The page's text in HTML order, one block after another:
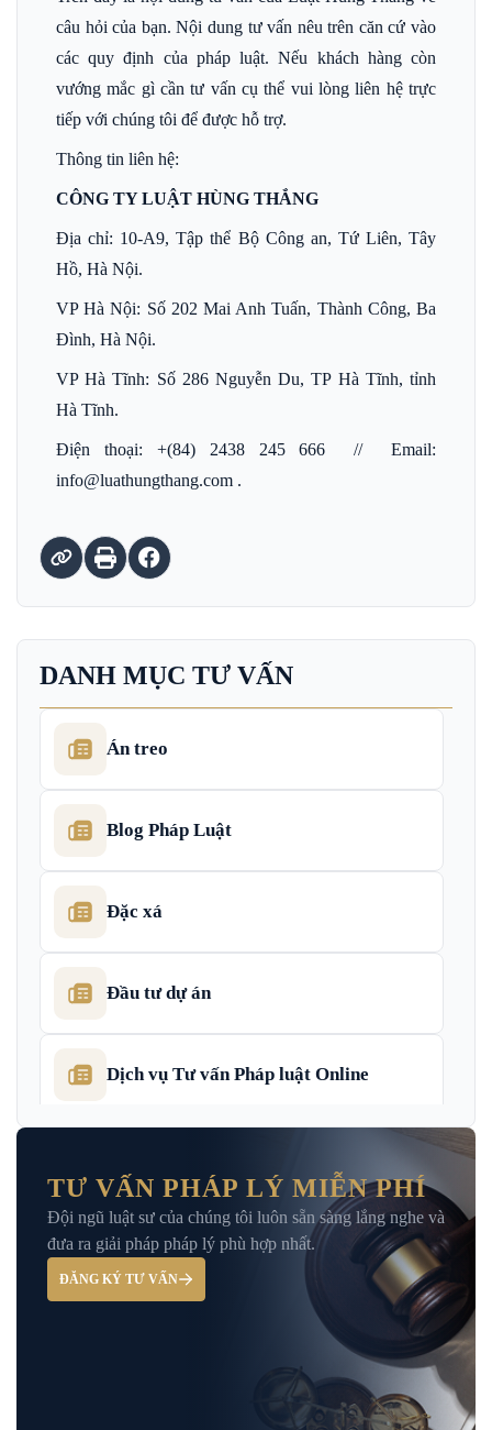
DANH MỤC TƯ VẤN
Án treo
Blog Pháp Luật
Đặc xá
Đầu tư dự án
Dịch vụ Tư vấn Pháp luật Online
Giải Đáp – Tư Vấn Pháp Luật Hình Sự
Hỏi đáp và tư vấn pháp luật
Luật Bảo Hiểm Xã Hội
TƯ VẤN PHÁP LÝ MIỄN PHÍ
Đội ngũ luật sư của chúng tôi luôn sẵn sàng lắng nghe và
đưa ra giải pháp pháp lý phù hợp nhất.
ĐĂNG KÝ TƯ VẤN
câu hỏi của bạn. Nội dung tư vấn nêu trên căn cứ vào
các quy định của pháp luật. Nếu khách hàng còn
vướng mắc gì cần tư vấn cụ thể vui lòng liên hệ trực
tiếp với chúng tôi để được hỗ trợ.
Thông tin liên hệ:
CÔNG TY LUẬT HÙNG THẮNG
Địa chỉ: 10-A9, Tập thể Bộ Công an, Tứ Liên, Tây
Hồ, Hà Nội.
VP Hà Nội: Số 202 Mai Anh Tuấn, Thành Công, Ba
Đình, Hà Nội.
VP Hà Tĩnh: Số 286 Nguyễn Du, TP Hà Tĩnh, tỉnh
Hà Tĩnh.
Điện thoại: +(84) 2438 245 666 // Email:
info@luathungthang.com .